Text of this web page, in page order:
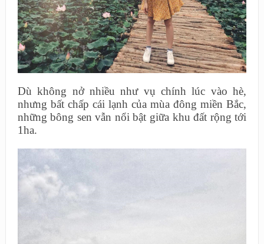
Dù không nở nhiều như vụ chính lúc vào hè,
nhưng bất chấp cái lạnh của mùa đông miền Bắc,
những bông sen vẫn nổi bật giữa khu đất rộng tới
1ha.